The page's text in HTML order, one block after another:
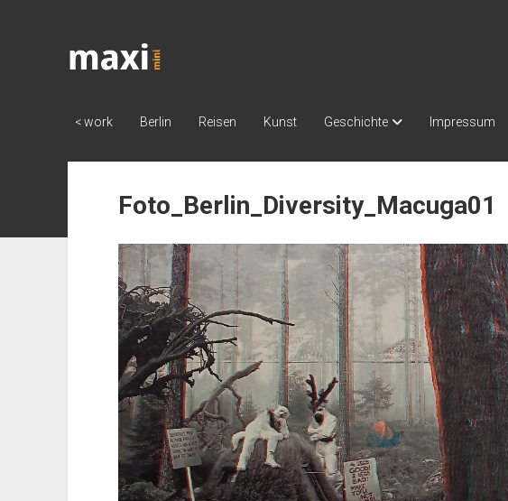
Maximini
< work Berlin Reisen Kunst Geschichte Impressum
Foto_Berlin_Diversity_Macuga01